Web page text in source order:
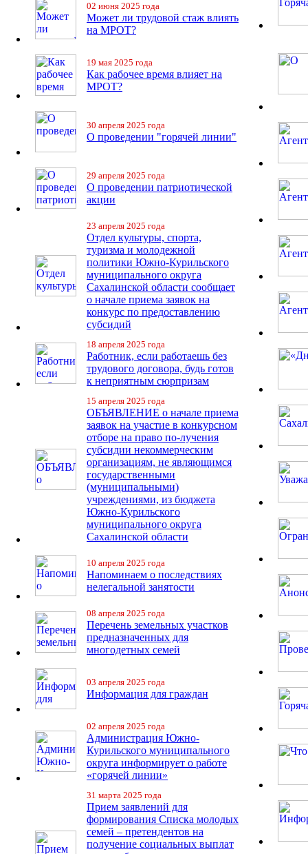
02 июня 2025 года
Может ли трудовой стаж влиять
на МРОТ?
19 мая 2025 года
Как рабочее время влияет на
МРОТ?
30 апреля 2025 года
О проведении "горячей линии"
29 апреля 2025 года
О проведении патриотической
акции
23 апреля 2025 года
Отдел культуры, спорта,
туризма и молодежной
политики Южно-Курильского
муниципального округа
Сахалинской области сообщает
о начале приема заявок на
конкурс по предоставлению
субсидий
18 апреля 2025 года
Работник, если работаешь без
трудового договора, будь готов
к неприятным сюрпризам
15 апреля 2025 года
ОБЪЯВЛЕНИЕ о начале приема
заявок на участие в конкурсном
отборе на право по-лучения
субсидии некоммерческим
организациям, не являющимся
государственными
(муниципальными)
учреждениями, из бюджета
Южно-Курильского
муниципального округа
Сахалинской области
10 апреля 2025 года
Напоминаем о последствиях
нелегальной занятости
08 апреля 2025 года
Перечень земельных участков
предназначенных для
многодетных семей
03 апреля 2025 года
Информация для граждан
02 апреля 2025 года
Администрация Южно-
Курильского муниципального
округа информирует о работе
«горячей линии»
31 марта 2025 года
Прием заявлений для
формирования Списка молодых
семей – претендентов на
получение социальных выплат